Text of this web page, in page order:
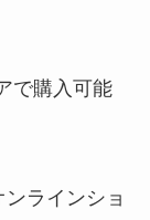
で購入可能
ラインショ